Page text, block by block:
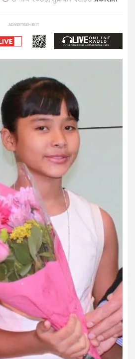
ADVERTISEMENT